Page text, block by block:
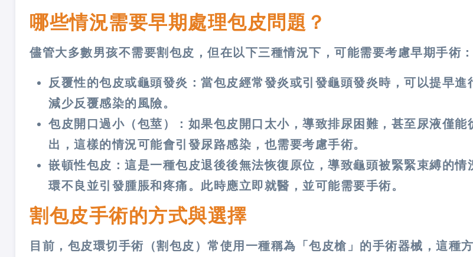
哪些情況需要早期處理包皮問題？
儘管大多數男孩不需要割包皮，但在以下三種情況下，可能需要考慮早期手術：
反覆性的包皮或龜頭發炎：當包皮經常發炎或引發龜頭發炎時，可以提早進
減少反覆感染的風險​​。
包皮開口過小（包莖）：如果包皮開口太小，導致排尿困難，甚至尿液僅能
出，這樣的情況可能會引發尿路感染，也需要考慮手術​​。
嵌頓性包皮：這是一種包皮退後後無法恢復原位，導致龜頭被緊緊束縛的情
環不良並引發腫脹和疼痛。此時應立即就醫，並可能需要手術​​。
割包皮手術的方式與選擇
目前，包皮環切手術（割包皮）常使用一種稱為「包皮槍」的手術器械，這種